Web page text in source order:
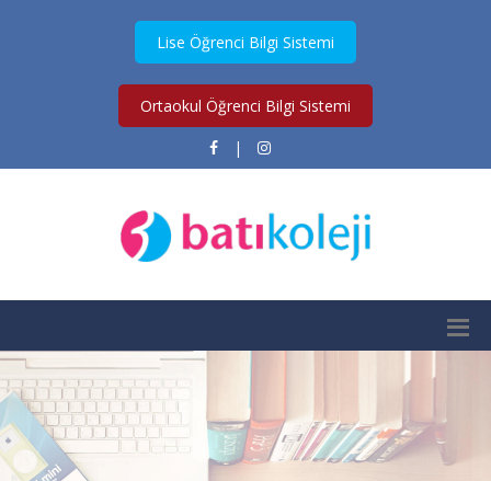
Lise Öğrenci Bilgi Sistemi
Ortaokul Öğrenci Bilgi Sistemi
|